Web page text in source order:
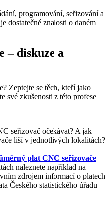
programování, seřizování a
dostatečné znalosti o daném
– diskuze a
Zeptejte se těch, kteří jako
své zkušenosti z této profese
seřizovač očekávat? A jak
liší v jednotlivých lokalitách?
plat CNC seřizovače
naleznete například na
zdrojem informací o platech
Českého statistického úřadu –